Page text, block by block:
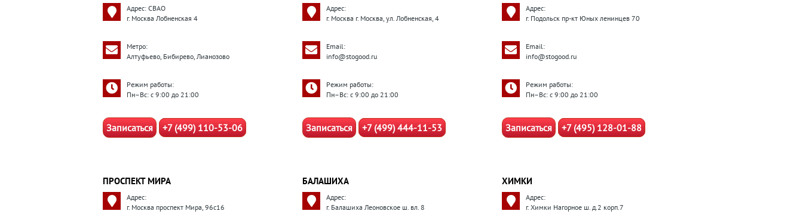
Адрес: СВАО
г. Москва Лобненская 4
Метро:
Алтуфьево, Бибирево, Лианозово
Режим работы:
Пн–Вс: с 9:00 до 21:00
Записаться +7 (499) 110-53-06
Адрес:
г. Москва г. Москва, ул. Лобненская, 4
Email:
info@stogood.ru
Режим работы:
Пн–Вс: с 9:00 до 21:00
Записаться +7 (499) 444-11-53
Адрес:
г. Подольск пр-кт Юных ленинцев 70
Email:
info@stogood.ru
Режим работы:
Пн–Вс: с 9:00 до 21:00
Записаться +7 (495) 128-01-88
ПРОСПЕКТ МИРА
Адрес:
г. Москва проспект Мира, 96с16
БАЛАШИХА
Адрес:
г. Балашиха Леоновское ш. вл. 8
ХИМКИ
Адрес:
г. Химки Нагорное ш. д.2 корп.7